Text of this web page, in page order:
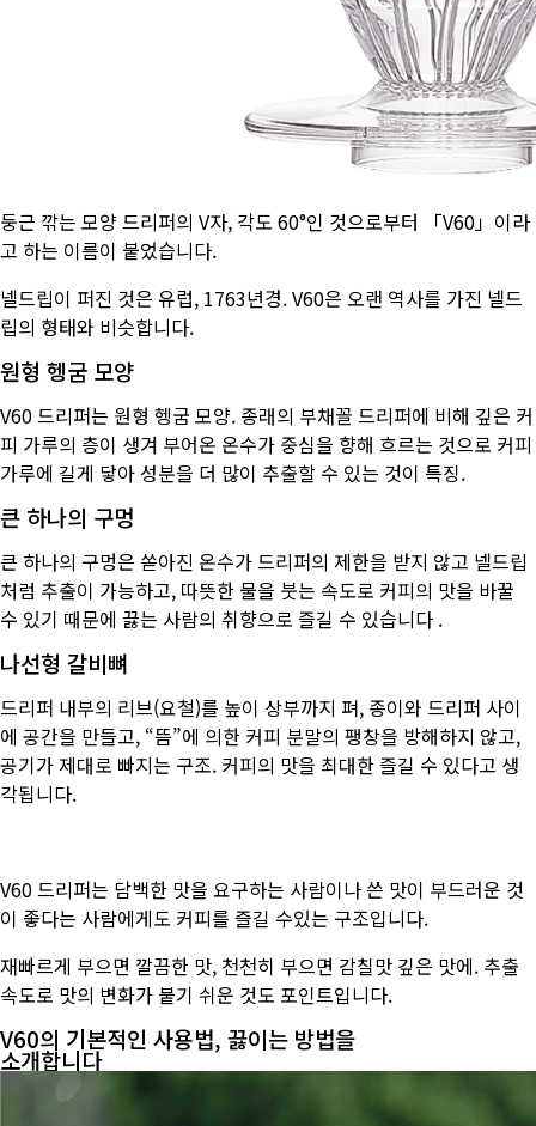
둥근 깎는 모양 드리퍼의 V자, 각도 60°인 것으로부터 「V60」이라
고 하는 이름이 붙었습니다.
넬드립이 퍼진 것은 유럽, 1763년경. V60은 오랜 역사를 가진 넬드
립의 형태와 비슷합니다.
원형 헹굼 모양
V60 드리퍼는 원형 헹굼 모양. 종래의 부채꼴 드리퍼에 비해 깊은 커
피 가루의 층이 생겨 부어온 온수가 중심을 향해 흐르는 것으로 커피
가루에 길게 닿아 성분을 더 많이 추출할 수 있는 것이 특징.
큰 하나의 구멍
큰 하나의 구멍은 쏟아진 온수가 드리퍼의 제한을 받지 않고 넬드립
처럼 추출이 가능하고, 따뜻한 물을 붓는 속도로 커피의 맛을 바꿀
수 있기 때문에 끓는 사람의 취향으로 즐길 수 있습니다 .
나선형 갈비뼈
드리퍼 내부의 리브(요철)를 높이 상부까지 펴, 종이와 드리퍼 사이
에 공간을 만들고, “뜸”에 의한 커피 분말의 팽창을 방해하지 않고,
공기가 제대로 빠지는 구조. 커피의 맛을 최대한 즐길 수 있다고 생
각됩니다.
V60 드리퍼는 담백한 맛을 요구하는 사람이나 쓴 맛이 부드러운 것
이 좋다는 사람에게도 커피를 즐길 수있는 구조입니다.
재빠르게 부으면 깔끔한 맛, 천천히 부으면 감칠맛 깊은 맛에. 추출
속도로 맛의 변화가 붙기 쉬운 것도 포인트입니다.
V60의 기본적인 사용법, 끓이는 방법을
소개합니다